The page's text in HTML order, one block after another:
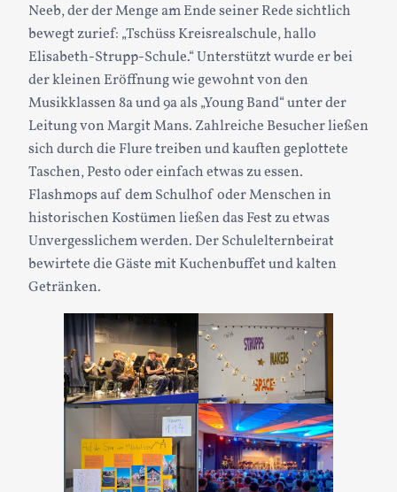
Neeb, der der Menge am Ende seiner Rede sichtlich
bewegt zurief: „Tschüss Kreisrealschule, hallo
Elisabeth-Strupp-Schule.“ Unterstützt wurde er bei
der kleinen Eröffnung wie gewohnt von den
Musikklassen 8a und 9a als „Young Band“ unter der
Leitung von Margit Mans. Zahlreiche Besucher ließen
sich durch die Flure treiben und kauften geplottete
Taschen, Pesto oder einfach etwas zu essen.
Flashmops auf dem Schulhof oder Menschen in
historischen Kostümen ließen das Fest zu etwas
Unvergesslichem werden. Der Schulelternbeirat
bewirtete die Gäste mit Kuchenbuffet und kalten
Getränken.